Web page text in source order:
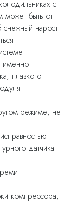
с
может быть от
снежный нарост
именно
плавкого
режиме, не
датчика
компрессора,